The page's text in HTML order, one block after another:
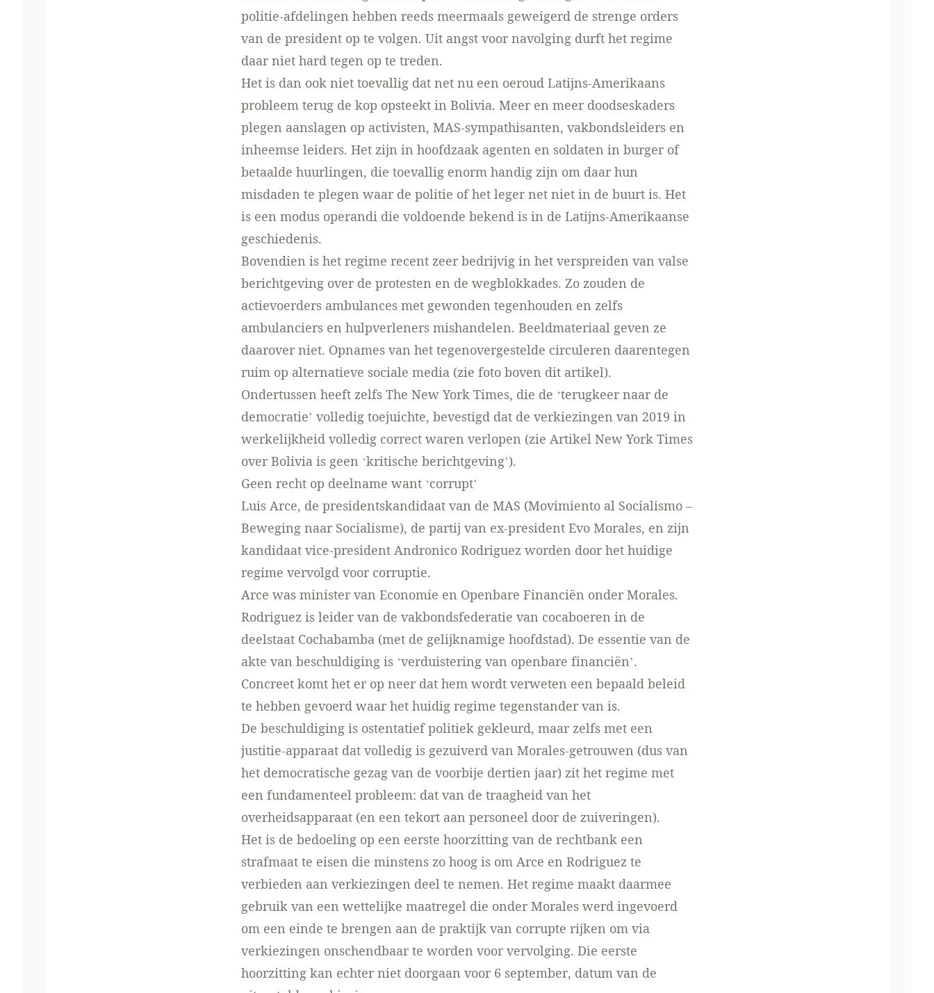
politie-afdelingen hebben reeds meermaals geweigerd de strenge orders
van de president op te volgen. Uit angst voor navolging durft het regime
daar niet hard tegen op te treden.
Het is dan ook niet toevallig dat net nu een oeroud Latijns-Amerikaans
probleem terug de kop opsteekt in Bolivia. Meer en meer doodseskaders
plegen aanslagen op activisten, MAS-sympathisanten, vakbondsleiders en
inheemse leiders. Het zijn in hoofdzaak agenten en soldaten in burger of
betaalde huurlingen, die toevallig enorm handig zijn om daar hun
misdaden te plegen waar de politie of het leger net niet in de buurt is. Het
is een modus operandi die voldoende bekend is in de Latijns-Amerikaanse
geschiedenis.
Bovendien is het regime recent zeer bedrijvig in het verspreiden van valse
berichtgeving over de protesten en de wegblokkades. Zo zouden de
actievoerders ambulances met gewonden tegenhouden en zelfs
ambulanciers en hulpverleners mishandelen. Beeldmateriaal geven ze
daarover niet. Opnames van het tegenovergestelde circuleren daarentegen
ruim op alternatieve sociale media (zie foto boven dit artikel).
Ondertussen heeft zelfs The New York Times, die de ‘terugkeer naar de
democratie’ volledig toejuichte, bevestigd dat de verkiezingen van 2019 in
werkelijkheid volledig correct waren verlopen (zie Artikel New York Times
over Bolivia is geen ‘kritische berichtgeving’).
Geen recht op deelname want ‘corrupt’
Luis Arce, de presidentskandidaat van de MAS (Movimiento al Socialismo –
Beweging naar Socialisme), de partij van ex-president Evo Morales, en zijn
kandidaat vice-president Andronico Rodriguez worden door het huidige
regime vervolgd voor corruptie.
Arce was minister van Economie en Openbare Financiën onder Morales.
Rodriguez is leider van de vakbondsfederatie van cocaboeren in de
deelstaat Cochabamba (met de gelijknamige hoofdstad). De essentie van de
akte van beschuldiging is ‘verduistering van openbare financiën’.
Concreet komt het er op neer dat hem wordt verweten een bepaald beleid
te hebben gevoerd waar het huidig regime tegenstander van is.
De beschuldiging is ostentatief politiek gekleurd, maar zelfs met een
justitie-apparaat dat volledig is gezuiverd van Morales-getrouwen (dus van
het democratische gezag van de voorbije dertien jaar) zit het regime met
een fundamenteel probleem: dat van de traagheid van het
overheidsapparaat (en een tekort aan personeel door de zuiveringen).
Het is de bedoeling op een eerste hoorzitting van de rechtbank een
strafmaat te eisen die minstens zo hoog is om Arce en Rodriguez te
verbieden aan verkiezingen deel te nemen. Het regime maakt daarmee
gebruik van een wettelijke maatregel die onder Morales werd ingevoerd
om een einde te brengen aan de praktijk van corrupte rijken om via
verkiezingen onschendbaar te worden voor vervolging. Die eerste
hoorzitting kan echter niet doorgaan voor 6 september, datum van de